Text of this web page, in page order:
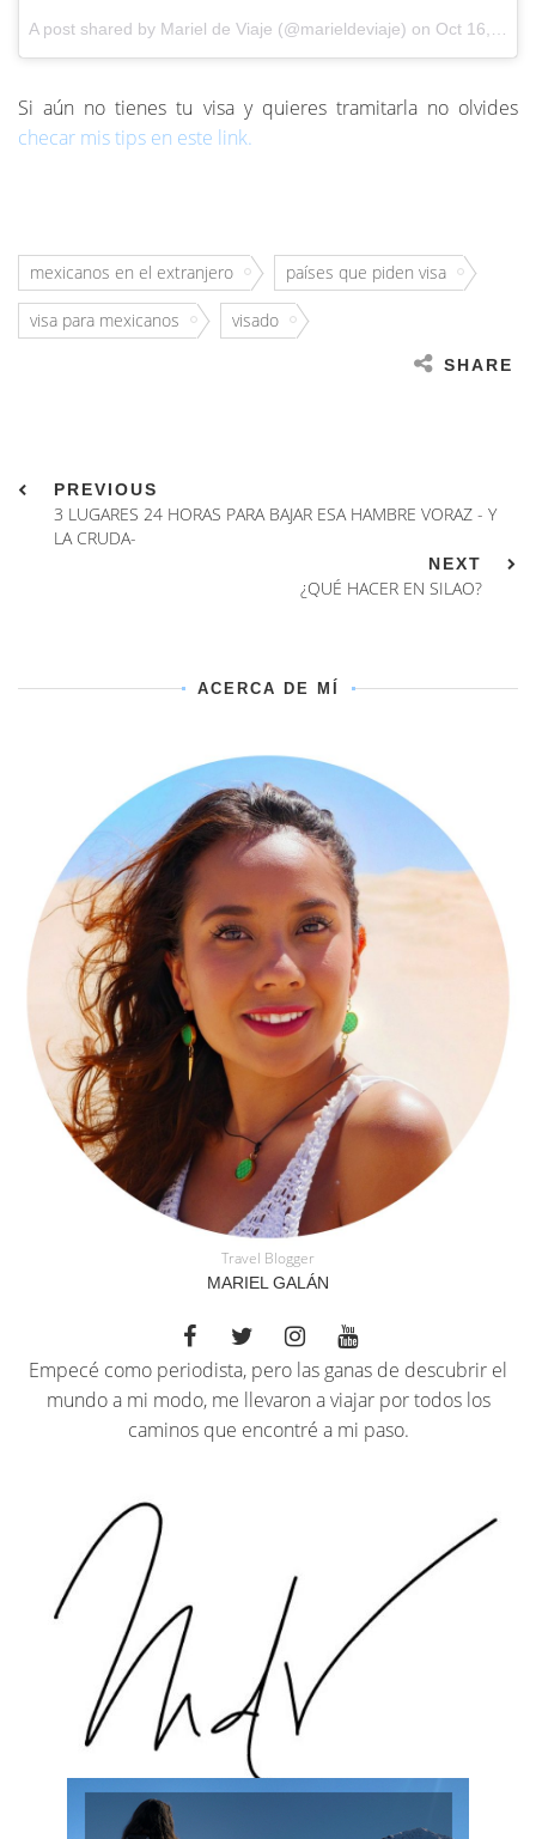
A post shared by Mariel de Viaje (@marieldeviaje) on Oct 16, 2016 at 4:17pm PDT
Si aún no tienes tu visa y quieres tramitarla no olvides
checar mis tips en este link.
mexicanos en el extranjero países que piden visa
visa para mexicanos visado
SHARE
PREVIOUS
3 LUGARES 24 HORAS PARA BAJAR ESA HAMBRE VORAZ - Y
LA CRUDA-
NEXT
¿QUÉ HACER EN SILAO?
ACERCA DE MÍ
Travel Blogger
MARIEL GALÁN
Empecé como periodista, pero las ganas de descubrir el
mundo a mi modo, me llevaron a viajar por todos los
caminos que encontré a mi paso.